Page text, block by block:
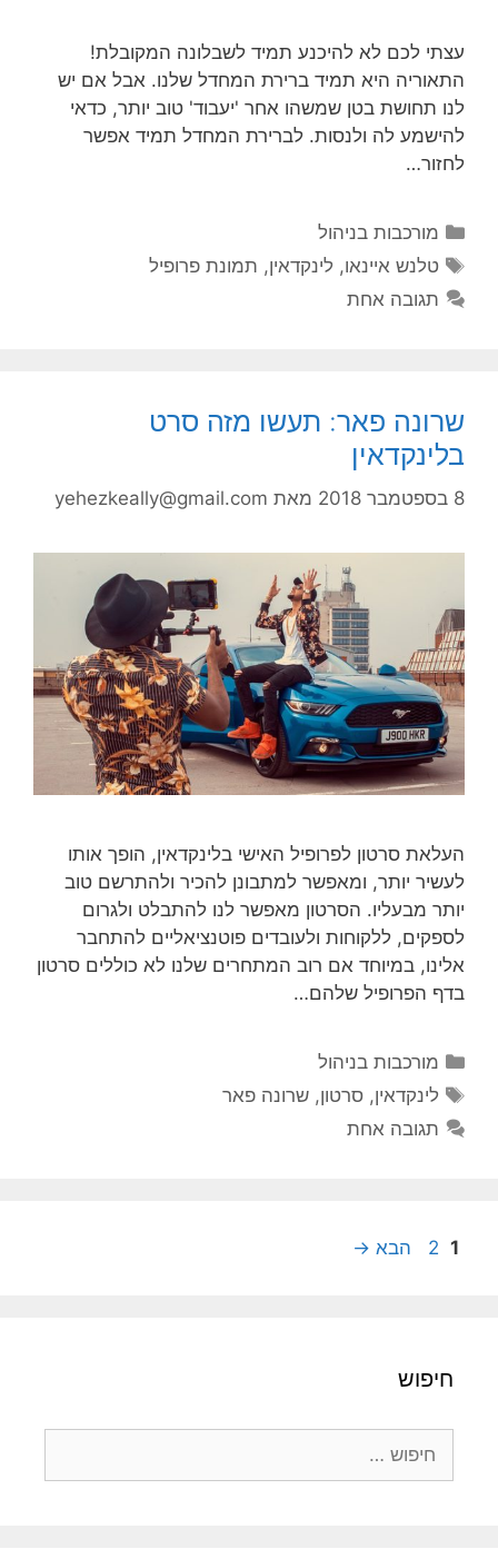
עצתי לכם לא להיכנע תמיד לשבלונה המקובלת!
התאוריה היא תמיד ברירת המחדל שלנו. אבל אם יש
לנו תחושת בטן שמשהו אחר 'יעבוד' טוב יותר, כדאי
להישמע לה ולנסות. לברירת המחדל תמיד אפשר
לחזור…
קטגוריות
מורכבות בניהול
תגיות
טלנש איינאו, לינקדאין, תמונת פרופיל
תגובה אחת
שרונה פאר: תעשו מזה סרט
בלינקדאין
8 בספטמבר 2018 מאת yehezkeally@gmail.com
העלאת סרטון לפרופיל האישי בלינקדאין, הופך אותו
לעשיר יותר, ומאפשר למתבונן להכיר ולהתרשם טוב
יותר מבעליו. הסרטון מאפשר לנו להתבלט ולגרום
לספקים, ללקוחות ולעובדים פוטנציאליים להתחבר
אלינו, במיוחד אם רוב המתחרים שלנו לא כוללים סרטון
בדף הפרופיל שלהם…
קטגוריות
מורכבות בניהול
תגיות
לינקדאין,סרטון,שרונה פאר
תגובה אחת
עמוד
1 עמוד
2 הבא →
חיפוש